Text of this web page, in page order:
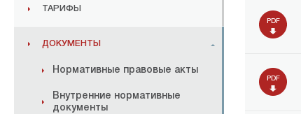
ТАРИФЫ
ДОКУМЕНТЫ
Нормативные правовые акты
Внутренние нормативные
документы
PDF
PDF